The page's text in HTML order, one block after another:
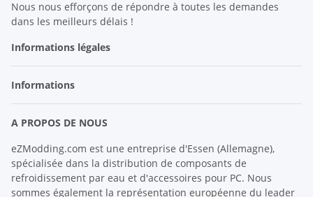
Nous nous efforçons de répondre à toutes les demandes
dans les meilleurs délais !
Informations légales
Informations
A PROPOS DE NOUS
eZModding.com est une entreprise d'Essen (Allemagne),
spécialisée dans la distribution de composants de
refroidissement par eau et d'accessoires pour PC. Nous
sommes également la représentation européenne du leader